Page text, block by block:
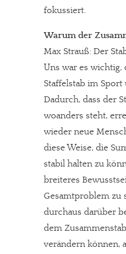
fokussiert.
Warum der
Max Strauß: Der
Uns war es wichtig,
Staffelstab im
Dadurch, dass der
woanders steht,
wieder neue
diese Weise, die
stabil halten zu
breiteres
Gesamtproblem zu
durchaus darüber
dem
verändern können,